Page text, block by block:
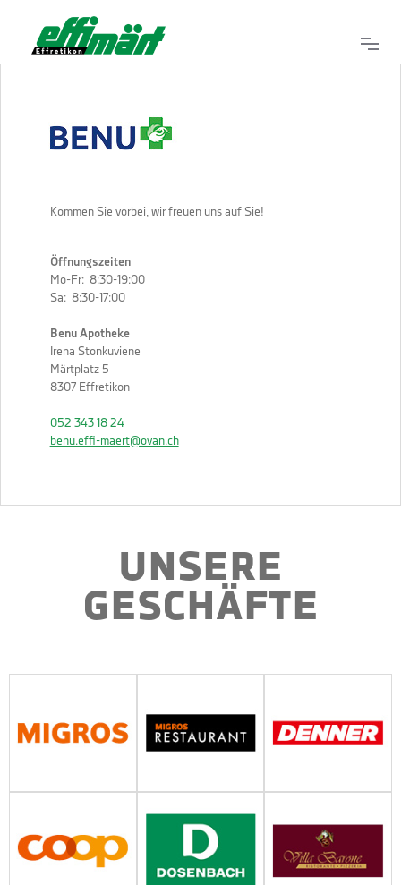
Kommen Sie vorbei, wir freuen uns auf Sie!
Öffnungszeiten
Mo-Fr: 8:30-19:00
Sa: 8:30-17:00
Benu Apotheke
Irena Stonkuviene
Märtplatz 5
8307 Effretikon
052 343 18 24
benu.effi-maert@ovan.ch
UNSERE
GESCHÄFTE